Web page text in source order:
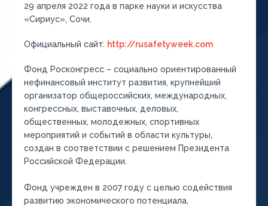
29 апреля 2022 года в парке науки и искусства
«Сириус», Сочи.
Официальный сайт: http://rusafetyweek.com
Фонд Росконгресс – социально ориентированный
нефинансовый институт развития, крупнейший
организатор общероссийских, международных,
конгрессных, выставочных, деловых,
общественных, молодежных, спортивных
мероприятий и событий в области культуры,
создан в соответствии с решением Президента
Российской Федерации.
Фонд учрежден в 2007 году с целью содействия
развитию экономического потенциала,